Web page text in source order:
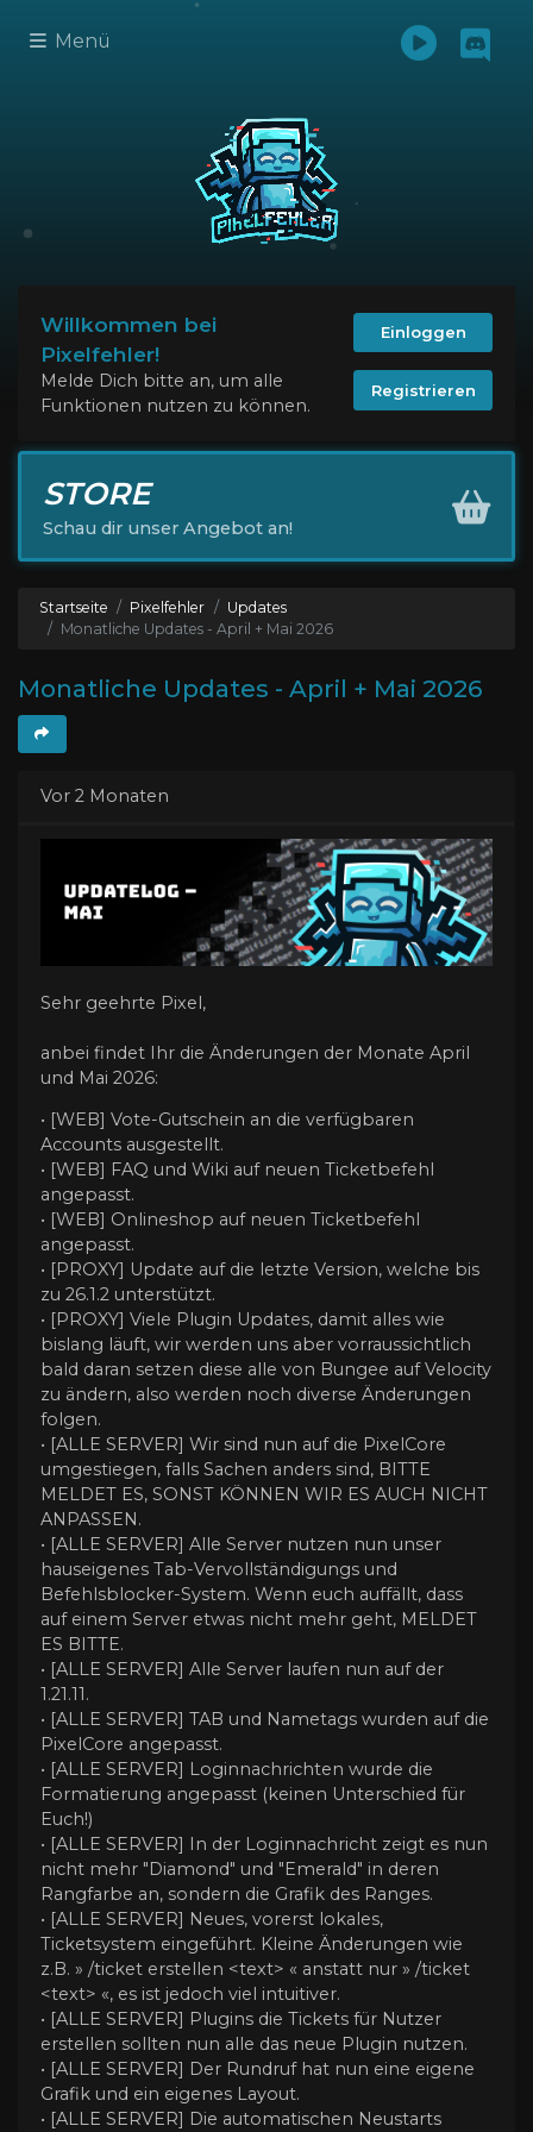
Menü
Willkommen bei
Pixelfehler!
Melde Dich bitte an, um alle
Funktionen nutzen zu können.
Einloggen
Registrieren
STORE
Schau dir unser Angebot an!
Startseite Pixelfehler
Updates
Monatliche Updates - April + Mai 2026
Monatliche Updates - April + Mai 2026
Vor 2 Monaten
Sehr geehrte Pixel,
anbei findet Ihr die Änderungen der Monate April
und Mai 2026:
• [WEB] Vote-Gutschein an die verfügbaren
Accounts ausgestellt.
• [WEB] FAQ und Wiki auf neuen Ticketbefehl
angepasst.
• [WEB] Onlineshop auf neuen Ticketbefehl
angepasst.
• [PROXY] Update auf die letzte Version, welche bis
zu 26.1.2 unterstützt.
• [PROXY] Viele Plugin Updates, damit alles wie
bislang läuft, wir werden uns aber vorraussichtlich
bald daran setzen diese alle von Bungee auf Velocity
zu ändern, also werden noch diverse Änderungen
folgen.
• [ALLE SERVER] Wir sind nun auf die PixelCore
umgestiegen, falls Sachen anders sind, BITTE
MELDET ES, SONST KÖNNEN WIR ES AUCH NICHT
ANPASSEN.
• [ALLE SERVER] Alle Server nutzen nun unser
hauseigenes Tab-Vervollständigungs und
Befehlsblocker-System. Wenn euch auffällt, dass
auf einem Server etwas nicht mehr geht, MELDET
ES BITTE.
• [ALLE SERVER] Alle Server laufen nun auf der
1.21.11.
• [ALLE SERVER] TAB und Nametags wurden auf die
PixelCore angepasst.
• [ALLE SERVER] Loginnachrichten wurde die
Formatierung angepasst (keinen Unterschied für
Euch!)
• [ALLE SERVER] In der Loginnachricht zeigt es nun
nicht mehr "Diamond" und "Emerald" in deren
Rangfarbe an, sondern die Grafik des Ranges.
• [ALLE SERVER] Neues, vorerst lokales,
Ticketsystem eingeführt. Kleine Änderungen wie
z.B. » /ticket erstellen <text> « anstatt nur » /ticket
<text> «, es ist jedoch viel intuitiver.
• [ALLE SERVER] Plugins die Tickets für Nutzer
erstellen sollten nun alle das neue Plugin nutzen.
• [ALLE SERVER] Der Rundruf hat nun eine eigene
Grafik und ein eigenes Layout.
• [ALLE SERVER] Die automatischen Neustarts